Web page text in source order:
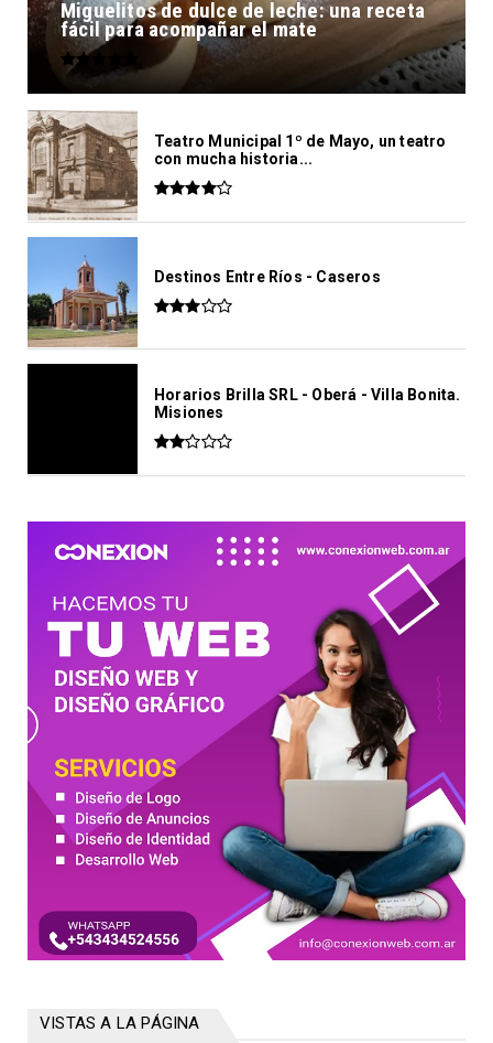
Miguelitos de dulce de leche: una receta
fácil para acompañar el mate
Teatro Municipal 1º de Mayo, un teatro
con mucha historia...
Destinos Entre Ríos - Caseros
Horarios Brilla SRL - Oberá - Villa Bonita.
Misiones
VISTAS A LA PÁGINA